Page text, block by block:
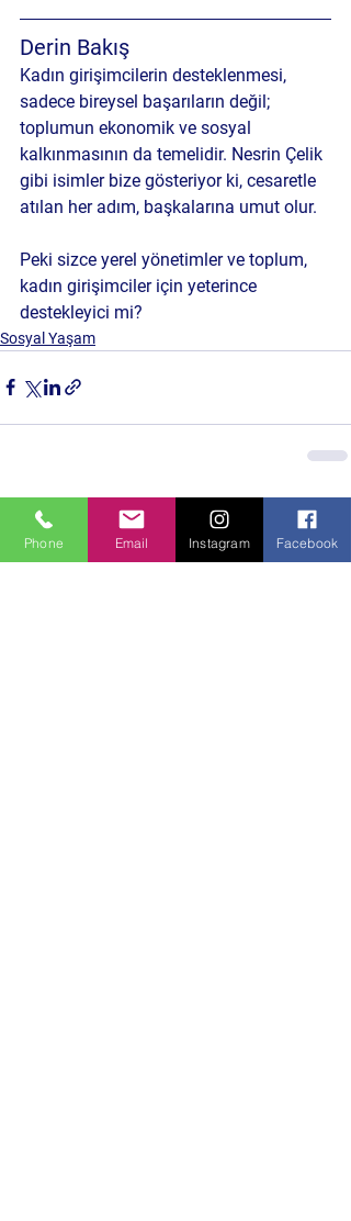
Derin Bakış
Kadın girişimcilerin desteklenmesi,
sadece bireysel başarıların değil;
toplumun ekonomik ve sosyal
kalkınmasının da temelidir. Nesrin Çelik
gibi isimler bize gösteriyor ki, cesaretle
atılan her adım, başkalarına umut olur.
Peki sizce yerel yönetimler ve toplum,
kadın girişimciler için yeterince
destekleyici mi?
Sosyal Yaşam
Son Yazılar Hepsini Gör
Phone Email Instagram Facebook